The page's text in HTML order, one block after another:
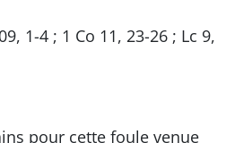
1-4 ; 1 Co 11, 23-26 ; Lc 9,
pour cette foule venue